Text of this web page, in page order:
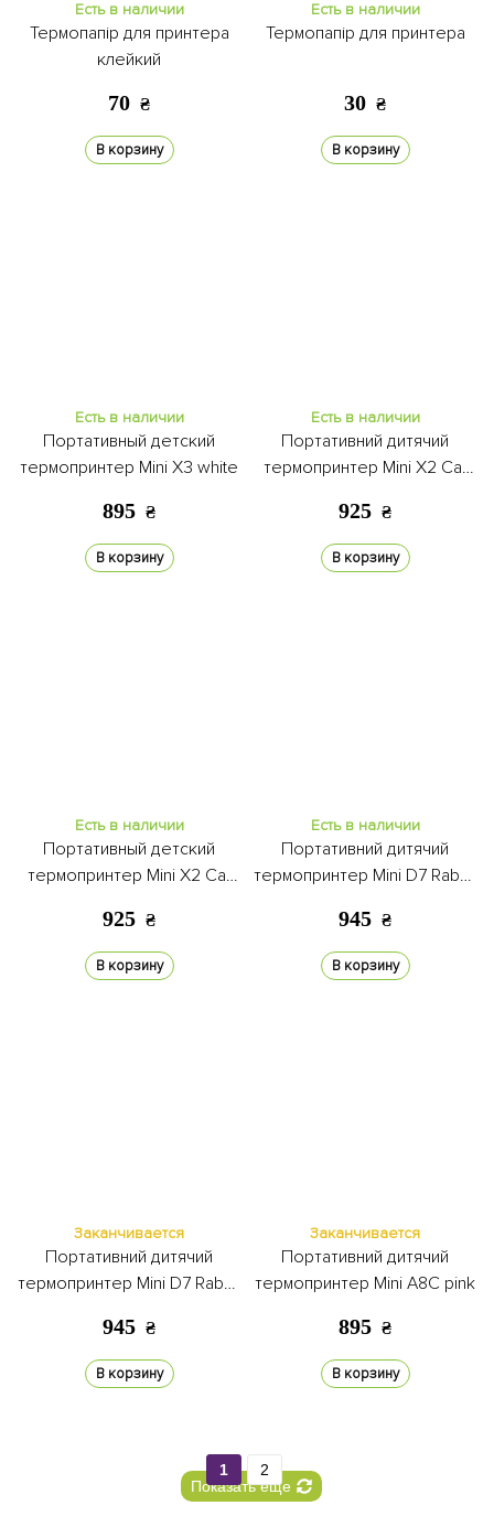
Есть в наличии
Термопапір для принтера
клейкий
70 ₴
В корзину
Есть в наличии
Термопапір для принтера
30 ₴
В корзину
Есть в наличии
Портативный детский
термопринтер Mini X3 white
895 ₴
В корзину
Есть в наличии
Портативний дитячий
термопринтер Mini X2 Cat
925 ₴
В корзину
Есть в наличии
Портативный детский
термопринтер Mini X2 Cat
925 ₴
В корзину
Есть в наличии
Портативний дитячий
термопринтер Mini D7 Rabbit
945 ₴
В корзину
Заканчивается
Портативний дитячий
термопринтер Mini D7 Rabbit
945 ₴
В корзину
Заканчивается
Портативний дитячий
термопринтер Mini A8C pink
895 ₴
В корзину
Показать еще
1 2